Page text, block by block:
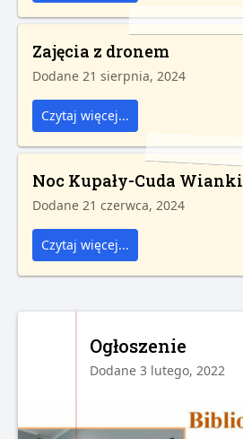
Zajęcia z dronem
Dodane 21 sierpnia, 2024
Czytaj więcej...
Noc Kupały-Cuda Wianki
Dodane 21 czerwca, 2024
Czytaj więcej...
Ogłoszenie
Dodane 3 lutego, 2022